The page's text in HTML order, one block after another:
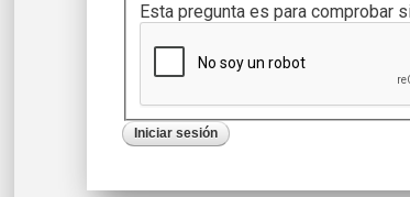
Esta pregunta es para comprobar